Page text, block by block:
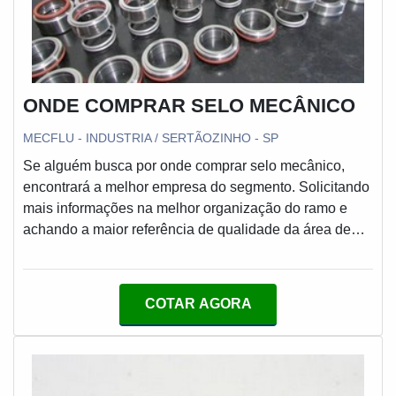
atuação, garantem a melhor experiência para os
clientes com qualidade.
ONDE COMPRAR SELO MECÂNICO
MECFLU - INDUSTRIA / SERTÃOZINHO - SP
Se alguém busca por onde comprar selo mecânico,
encontrará a melhor empresa do segmento. Solicitando
mais informações na melhor organização do ramo e
achando a maior referência de qualidade da área de
com a MECFLU Selos Mecânicos o cliente receberá
MECÂNICOA MECFLU Selos Mecânicos foca sua
estratégia em criar uma estrutura com escritório de alta
COTAR AGORA